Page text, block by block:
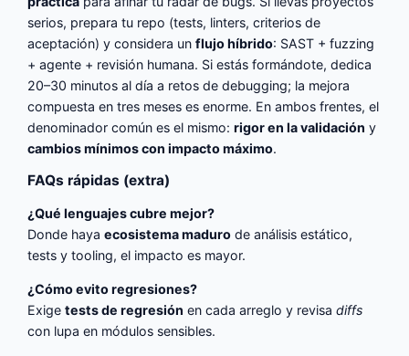
serios, prepara tu repo (tests, linters, criterios de
aceptación) y considera unflujo híbrido: SAST + fuzzing
+ agente + revisión humana. Si estás formándote, dedica
20–30 minutos al día a retos de debugging; la mejora
compuesta en tres meses es enorme. En ambos frentes, el
denominador común es el mismo:rigor en la validación y
cambios mínimos con impacto máximo.
FAQs rápidas (extra)
¿Qué lenguajes cubre mejor?
Donde hayaecosistema maduro de análisis estático,
tests y tooling, el impacto es mayor.
¿Cómo evito regresiones?
Exigetests de regresión en cada arreglo y revisadiffs
con lupa en módulos sensibles.